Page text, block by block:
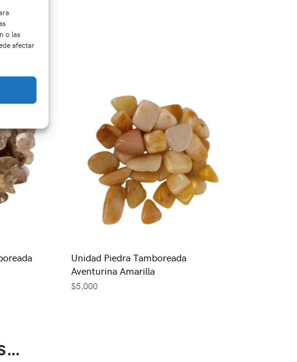
o las
afectar
Unidad Piedra Tamboreada
Aventurina Amarilla
$5,000